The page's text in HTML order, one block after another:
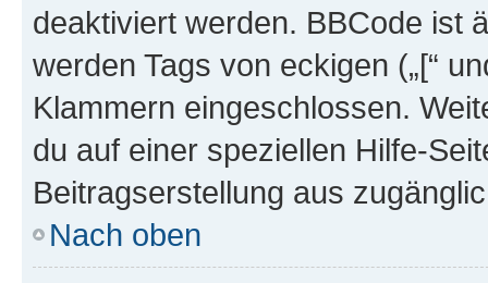
deaktiviert werden. BBCode ist
werden Tags von eckigen („[“
Klammern eingeschlossen.
du auf einer speziellen Hilfe-
Beitragserstellung aus
Nach oben